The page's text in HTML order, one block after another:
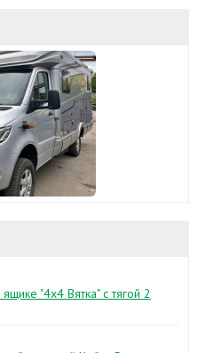
"4х4 Вятка" с тягой 2